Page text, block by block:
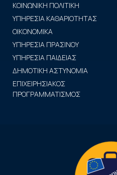
ΚΟΙΝΩΝΙΚΗ ΠΟΛΙΤΙΚΗ
ΥΠΗΡΕΣΙΑ ΚΑΘΑΡΙΟΤΗΤΑΣ
ΟΙΚΟΝΟΜΙΚΑ
ΥΠΗΡΕΣΙΑ ΠΡΑΣΙΝΟΥ
ΥΠΗΡΕΣΙΑ ΠΑΙΔΕΙΑΣ
ΔΗΜΟΤΙΚΗ ΑΣΤΥΝΟΜΙΑ
ΕΠΙΧΕΙΡΗΣΙΑΚΟΣ
ΠΡΟΓΡΑΜΜΑΤΙΣΜΟΣ